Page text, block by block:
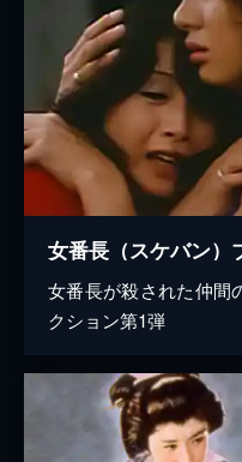
女番長（スケバン）
女番長が殺された仲間
クション第1弾